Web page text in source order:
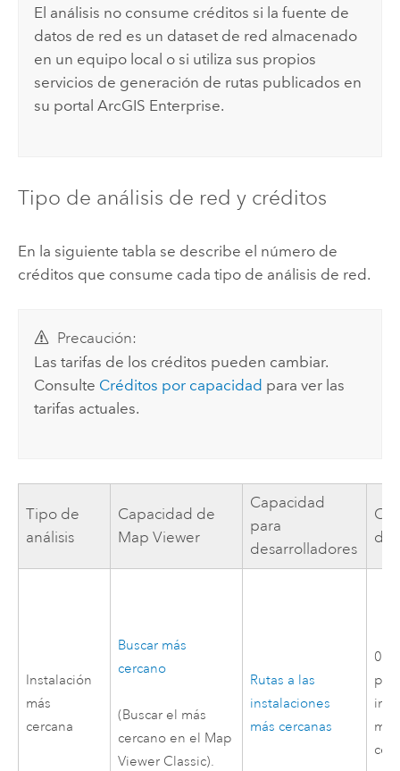
El análisis no consume créditos si la fuente de
datos de red es un dataset de red almacenado
en un equipo local o si utiliza sus propios
servicios de generación de rutas publicados en
su portalArcGIS Enterprise.
Tipo de análisis de red y créditos
En la siguiente tabla se describe el número de
créditos que consume cada tipo de análisis de red.
Precaución:
Las tarifas de los créditos pueden cambiar.
Consulte Créditos por capacidad para ver las
tarifas actuales.
Tipo de
análisis
Capacidad de
Map Viewer
Capacidad
para
desarrolladores
de
Instalación
más
cercana
Buscar más
cercano
(Buscar el más
cercano en el Map
Viewer Classic).
Rutas a las
instalaciones
más cercanas
0,5
por
más